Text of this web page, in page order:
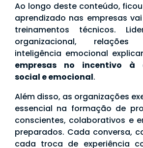
Ao longo deste conteúdo,
aprendizado nas empresas
treinamentos técnicos.
organizacional,
inteligência emocional
empresas no incentivo à
social e emocional.
Além disso, as organizações
essencial na formação de
conscientes, colaborativos e
preparados. Cada conversa,
cada troca de experiência